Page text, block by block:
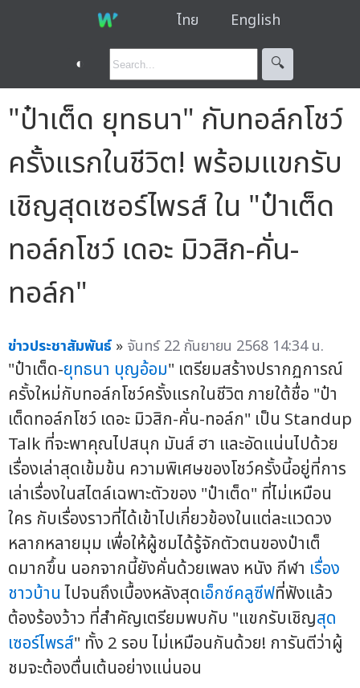
ไทย English
◐ 🔍︎
"ป๋าเต็ด ยุทธนา" กับทอล์กโชว์
ครั้งแรกในชีวิต! พร้อมแขกรับ
เชิญสุดเซอร์ไพรส์ ใน "ป๋าเต็ด
ทอล์กโชว์ เดอะ มิวสิก-คั่น-
ทอล์ก"
ข่าวประชาสัมพันธ์ » จันทร์ 22 กันยายน 2568 14:34 น.
"ป๋าเต็ด-ยุทธนา บุญอ้อม" เตรียมสร้างปรากฏการณ์
ครั้งใหม่กับทอล์กโชว์ครั้งแรกในชีวิต ภายใต้ชื่อ "ป๋า
เต็ดทอล์กโชว์ เดอะ มิวสิก-คั่น-ทอล์ก" เป็น Standup
Talk ที่จะพาคุณไปสนุก มันส์ ฮา และอัดแน่นไปด้วย
เรื่องเล่าสุดเข้มข้น ความพิเศษของโชว์ครั้งนี้อยู่ที่การ
เล่าเรื่องในสไตล์เฉพาะตัวของ "ป๋าเต็ด" ที่ไม่เหมือน
ใคร กับเรื่องราวที่ได้เข้าไปเกี่ยวข้องในแต่ละแวดวง
หลากหลายมุม เพื่อให้ผู้ชมได้รู้จักตัวตนของป๋าเต็
ดมากขึ้น นอกจากนี้ยังคั่นด้วยเพลง หนัง กีฬา เรื่อง
ชาวบ้านไปจนถึงเบื้องหลังสุดเอ็กซ์คลูซีฟที่ฟังแล้ว
ต้องร้องว้าว ที่สำคัญเตรียมพบกับ "แขกรับเชิญสุด
เซอร์ไพรส์" ทั้ง 2 รอบ ไม่เหมือนกันด้วย! การันตีว่าผู้
ชมจะต้องตื่นเต้นอย่างแน่นอน